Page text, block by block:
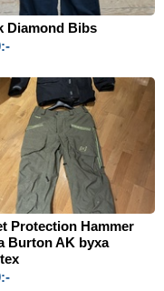
Diamond Bibs
Protection Hammer
Burton AK byxa